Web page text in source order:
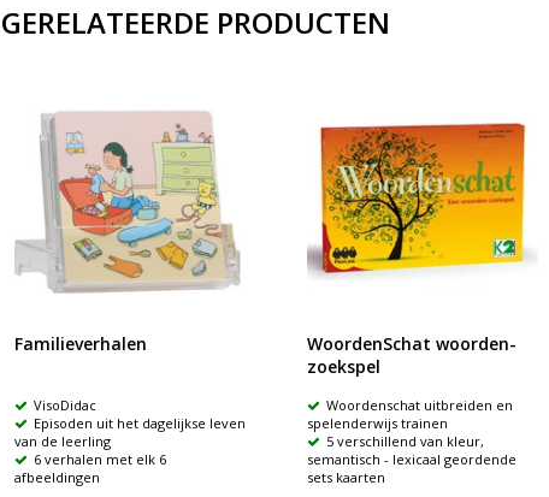
GERELATEERDE PRODUCTEN
Familieverhalen
VisoDidac
Episoden uit het dagelijkse leven
van de leerling
6 verhalen met elk 6
afbeeldingen
WoordenSchat woorden-
zoekspel
Woordenschat uitbreiden en
spelenderwijs trainen
5 verschillend van kleur,
semantisch - lexicaal geordende
sets kaarten